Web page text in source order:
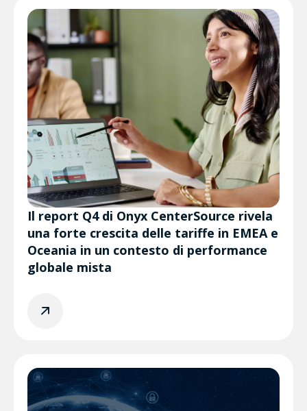
Il report Q4 di Onyx CenterSource rivela
una forte crescita delle tariffe in EMEA e
Oceania in un contesto di performance
globale mista